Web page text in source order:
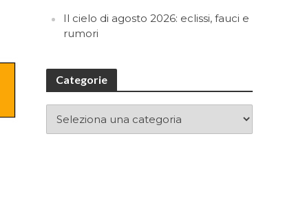
Il cielo di agosto 2026: eclissi, fauci e
rumori
Categorie